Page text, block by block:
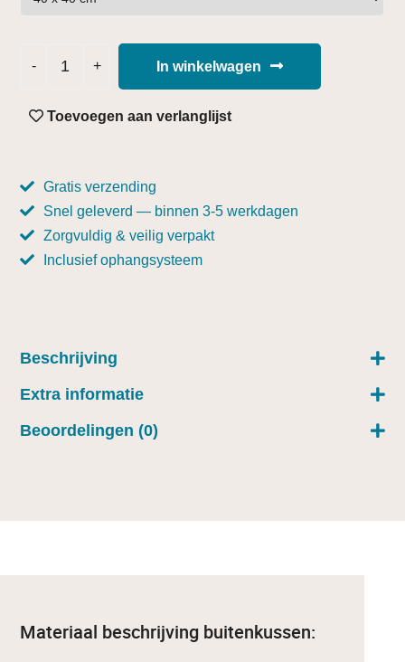
In winkelwagen
Toevoegen aan verlanglijst
Gratis verzending
Snel geleverd — binnen 3-5 werkdagen
Zorgvuldig & veilig verpakt
Inclusief ophangsysteem
Beschrijving
Extra informatie
Beoordelingen (0)
Materiaal beschrijving buitenkussen: